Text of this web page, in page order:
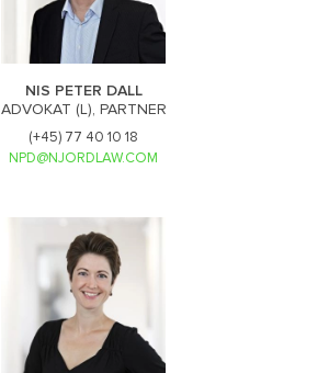
NIS PETER DALL
ADVOKAT (L), PARTNER
(+45) 77 40 10 18
NPD@NJORDLAW.COM